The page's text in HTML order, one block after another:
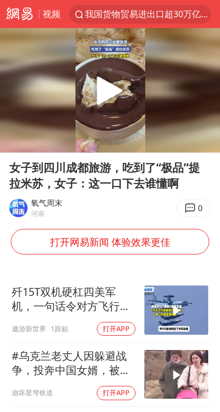
视频
我国货物贸易进出口超30万亿元
向鹏0-3不敌张本智和
山东潍坊发布大风黄色预警
“立秋的第一杯奶茶”又爆单了
宇树科技中一签需缴款7.54万元
福建泉州市委书记张毅恭被查
公司“上四休三”但要降薪1000元
东方之约 相约未来
Play
00:00
女子到四川成都旅游，吃到了“极品”提
拉米苏，女子：这一口下去谁懂啊
氧气周末
河南 0
打开网易新闻 体验效果更佳
歼15T双机硬杠四美军
机，一句话令对方飞行员
遨游新世界 1跟贴 打开APP
#乌克兰老丈人因躲避战
争，投奔中国女婿，被眼
崩坏星穹铁道 打开APP